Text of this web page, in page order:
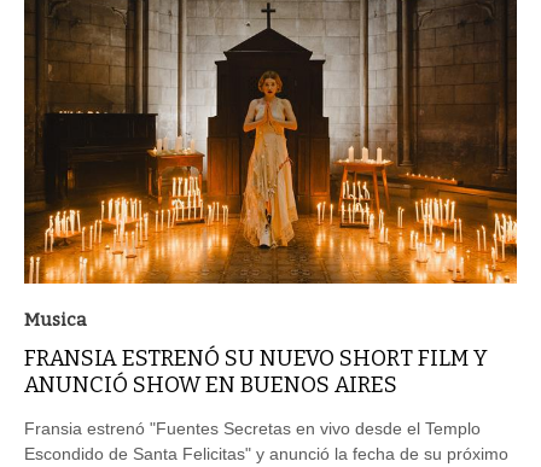
Musica
FRANSIA ESTRENÓ SU NUEVO SHORT FILM Y
ANUNCIÓ SHOW EN BUENOS AIRES
Fransia estrenó "Fuentes Secretas en vivo desde el Templo
Escondido de Santa Felicitas" y anunció la fecha de su próximo